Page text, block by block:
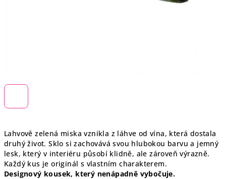
Lahvově zelená miska vznikla z láhve od vína, která dostala
druhý život. Sklo si zachovává svou hlubokou barvu a jemný
lesk, který v interiéru působí klidně, ale zároveň výrazně.
Každý kus je originál s vlastním charakterem.
Designový kousek, který nenápadně vybočuje.